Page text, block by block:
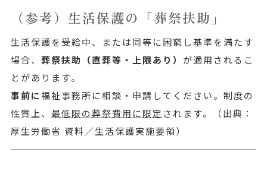
（参考）生活保護の「葬祭扶助」
生活保護を受給中、または同等に困窮し基準を満たす
場合、 葬祭扶助（直葬等・上限あり） が適用されるこ
とがあります。
事前に福祉事務所に相談・申請してください。制度の
性質上、 最低限の葬祭費用に限定 されます。
（出典：
厚生労働省 資料／生活保護実施要領）